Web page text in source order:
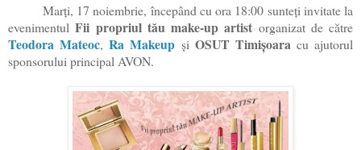
Marți, 17 noiembrie, începând cu ora 18:00 sunteți invitate la
evenimentulFii propriul tău make-up artist organizat de către
Teodora Mateoc, Ra Makeup și OSUT Timișoara cu ajutorul
sponsorului principal AVON.